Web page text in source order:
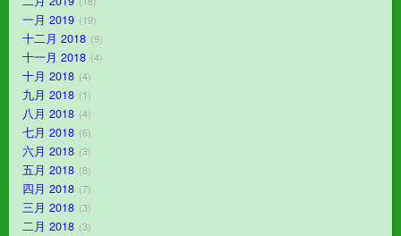
一月 2019 19
十二月 2018 9
十一月 2018 4
十月 2018 4
九月 2018 1
八月 2018 4
七月 2018 6
六月 2018 3
五月 2018 8
四月 2018 7
三月 2018 3
二月 2018 3